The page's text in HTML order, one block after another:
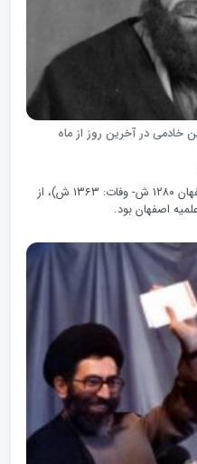
خادمی در آخرین روز از ماه
آیت‌الله سید حسین‌ خادمی‌‌ (تولد: اصفهان ۱۲۸۰ ش- وفات: ۱۳۶۳ ش)، از
اصفهان بود.